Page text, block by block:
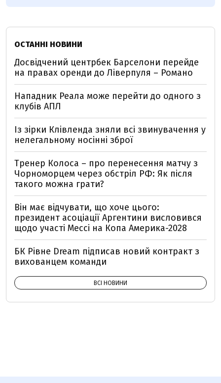
ОСТАННІ НОВИНИ
Досвідчений центрбек Барселони перейде
на правах оренди до Ліверпуля – Романо
Нападник Реала може перейти до одного з
клубів АПЛ
Із зірки Клівленда зняли всі звинувачення у
нелегальному носінні зброї
Тренер Колоса – про перенесення матчу з
Чорноморцем через обстріл РФ: Як після
такого можна грати?
Він має відчувати, що хоче цього:
президент асоціації Аргентини висловився
щодо участі Мессі на Копа Америка-2028
БК Рівне Dream підписав новий контракт з
вихованцем команди
ВСІ НОВИНИ